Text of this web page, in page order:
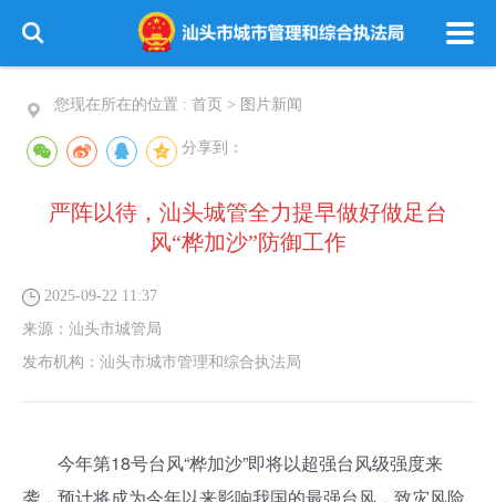
您现在所在的位置 : 首页 > 图片新闻
分享到：
严阵以待，汕头城管全力提早做好做足台
风“桦加沙”防御工作
2025-09-22 11:37
来源： 汕头市城管局
发布机构： 汕头市城市管理和综合执法局
今年第18号台风“桦加沙”即将以超强台风级强度来